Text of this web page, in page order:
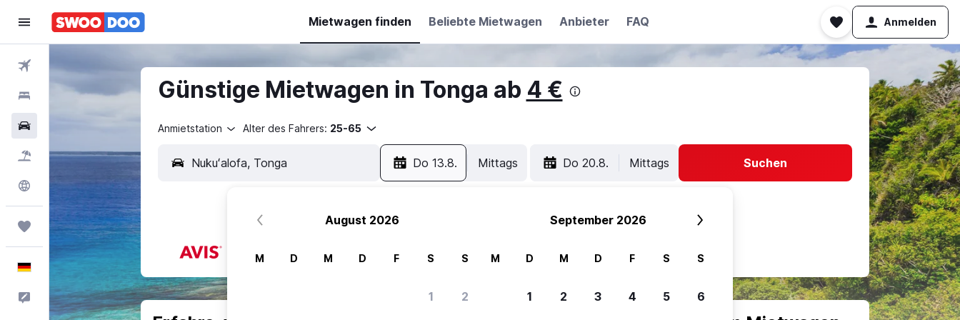
Mietwagen finden Beliebte Mietwagen Anbieter FAQ Anmelden
Flüge
Hotels
Pauschalreisen
Explore
Trips
Feedback
Günstige Mietwagen in Tonga ab 4 €
Anmietstation Alter des Fahrers: 25-65
Do 13.8. Mittags Do 20.8. Mittags Suchen
August 2026
M D M D F S S
1 2
September 2026
M D M D F S S
1 2 3 4 5 6